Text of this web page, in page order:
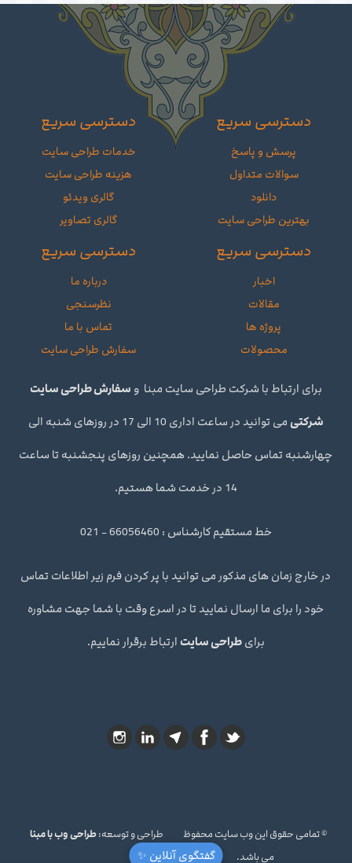
گفتگوی آنلاین ✨
دسترسی سریع
پرسش و پاسخ
سوالات متداول
دانلود
بهترین طراحی سایت
دسترسی سریع
خدمات طراحی سایت
هزینه طراحی سایت
گالری ویدئو
گالری تصاویر
دسترسی سریع
اخبار
مقالات
پروژه ها
محصولات
دسترسی سریع
درباره ما
نظرسنجی
تماس با ما
سفارش طراحی سایت
برای ارتباط با شرکت طراحی سایت مبنا و سفارش طراحی سایت
شرکتی
می توانید در ساعت اداری 10 الی 17 در روزهای شنبه الی
چهارشنبه تماس حاصل نمایید. همچنین روزهای پنجشنبه تا ساعت
14 در خدمت شما هستیم.
خط مستقیم کارشناس : 66056460 - 021
در خارج زمان های مذکور می توانید با پر کردن فرم زیر اطلاعات تماس
خود را برای ما ارسال نمایید تا در اسرع وقت با شما جهت مشاوره
برایطراحی سایت ارتباط برقرار نماییم.
© تمامی حقوق این وب سایت محفوظ
می باشد.
طراحی و توسعه:طراحی وب با مبنا